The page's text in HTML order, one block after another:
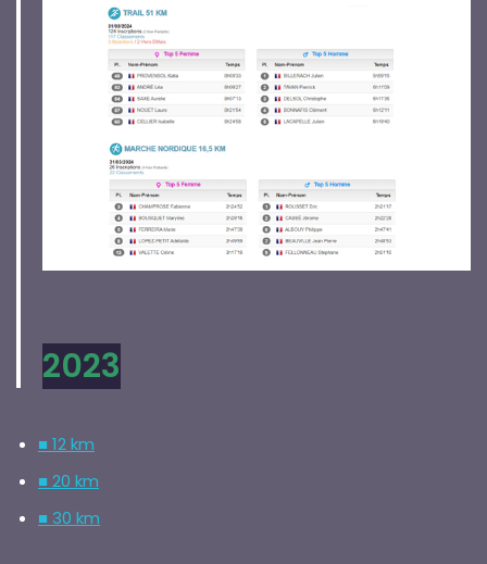
2023
■ 12 km
■ 20 km
■ 30 km